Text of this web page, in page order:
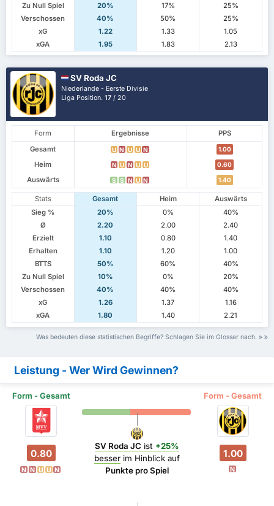
Zu Null Spiel
20% 17%
25%
Verschossen
40% 50%
25%
xG
1.22 1.33
1.05
xGA
1.95 1.83 2.13
SV Roda JC
Niederlande - Eerste Divisie
Liga Position.17 / 20
Form Ergebnisse
PPS
Gesamt
U N U U N 1.00
Heim N U N U U 0.60
Auswärts S S N U N 1.40
Stats Gesamt Heim
Auswärts
Sieg %
20% 0%
40%
Ø
2.20 2.00
2.40
Erzielt
1.10 0.80
1.40
Erhalten
1.10 1.20
1.00
BTTS
50% 60%
40%
Zu Null Spiel
10% 0%
20%
Verschossen
40% 40%
40%
xG
1.26 1.37
1.16
xGA
1.80 1.40 2.21
Was bedeuten diese statistischen Begriffe? Schlagen Sie im Glossar nach.
Leistung - Wer Wird Gewinnen?
Form - Gesamt Form - Gesamt
0.80
N N U U N
SV Roda JC ist +25%
besserim Hinblick auf
Punkte pro Spiel
1.00
N